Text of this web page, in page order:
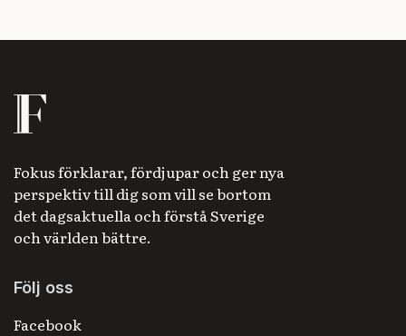
Fokus förklarar, fördjupar och ger nya
perspektiv till dig som vill se bortom
det dagsaktuella och förstå Sverige
och världen bättre.
Följ oss
Facebook